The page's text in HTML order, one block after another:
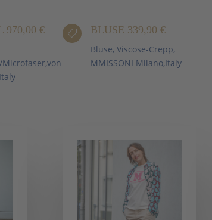
970,00 €
Microfaser,von
 BLUSE 339,90 €
Bluse, Viscose-Crepp,
MMISSONI Milano,Italy